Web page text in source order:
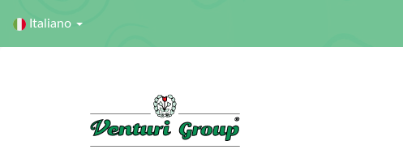
Italiano